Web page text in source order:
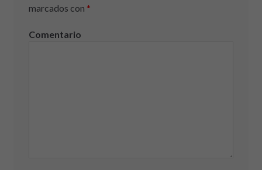
marcados con *
Comentario